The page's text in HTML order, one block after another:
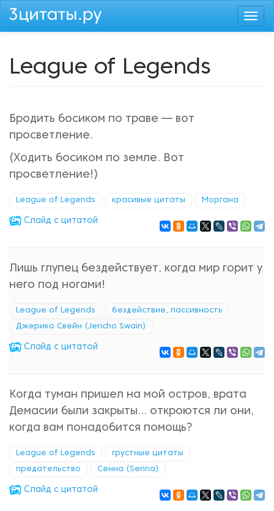
Перейти
League of Legends
Бродить босиком по траве — вот
просветление.
(Ходить босиком по земле. Вот
просветление!)
League of Legends красивые цитаты Моргана
Cлайд с цитатой
Лишь глупец бездействует, когда мир горит у
него под ногами!
League of Legends бездействие, пассивность
Джерико Свейн (Jericho Swain)
Cлайд с цитатой
Когда туман пришел на мой остров, врата
Демасии были закрыты... откроются ли они,
когда вам понадобится помощь?
League of Legends грустные цитаты
предательство Сенна (Senna)
Cлайд с цитатой